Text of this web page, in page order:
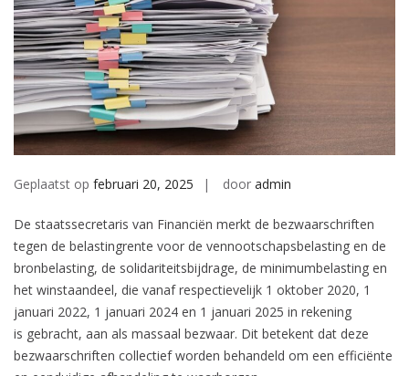
Geplaatst op februari 20, 2025 door admin
De staatssecretaris van Financiën merkt de bezwaarschriften
tegen de belastingrente voor de vennootschapsbelasting en de
bronbelasting, de solidariteitsbijdrage, de minimumbelasting en
het winstaandeel, die vanaf respectievelijk 1 oktober 2020, 1
januari 2022, 1 januari 2024 en 1 januari 2025 in rekening
is gebracht, aan als massaal bezwaar. Dit betekent dat deze
bezwaarschriften collectief worden behandeld om een efficiënte